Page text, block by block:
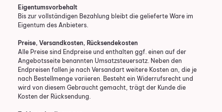
Eigentumsvorbehalt
Bis zur vollständigen Bezahlung bleibt die gelieferte Ware im
Eigentum des Anbieters.
Preise, Versandkosten, Rücksendekosten
Alle Preise sind Endpreise und enthalten ggf. einen auf der
Angebotsseite benannten Umsatzsteuersatz. Neben den
Endpreisen fallen je nach Versandart weitere Kosten an, die je
nach Bestellmenge variieren. Besteht ein Widerrufsrecht und
wird von diesem Gebraucht gemacht, trägt der Kunde die
Kosten der Rücksendung.